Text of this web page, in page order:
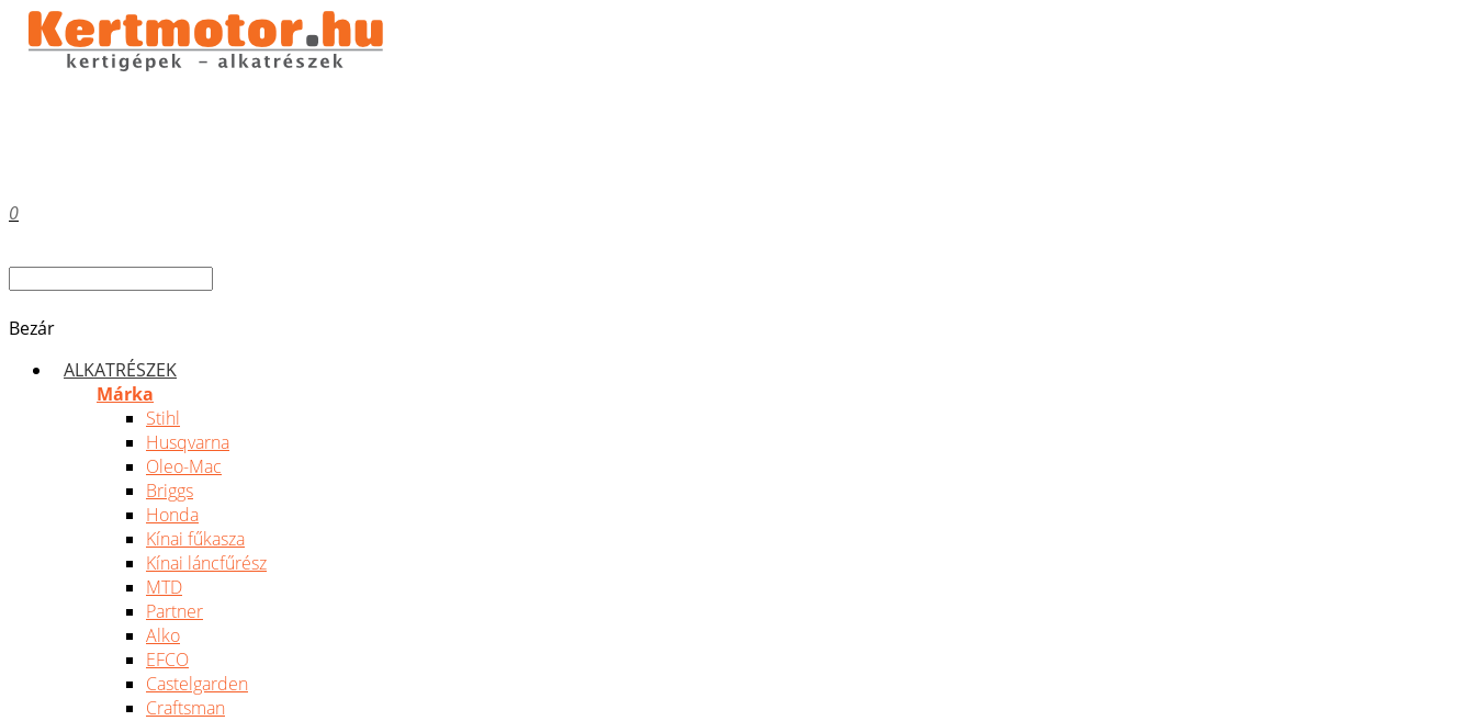
0
Bezár
ALKATRÉSZEK
Márka
Stihl
Husqvarna
Oleo-Mac
Briggs
Honda
Kínai fűkasza
Kínai láncfűrész
MTD
Partner
Alko
EFCO
Castelgarden
Craftsman